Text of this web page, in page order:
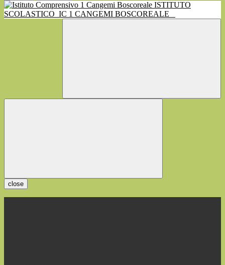
ISTITUTO
SCOLASTICO IC 1 CANGEMI BOSCOREALE
close